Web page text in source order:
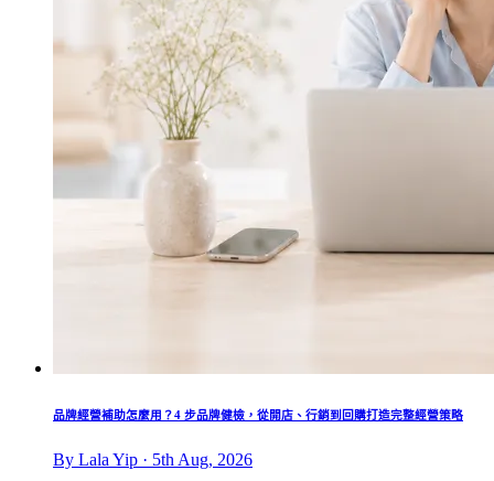
品牌經營補助怎麼用？4 步品牌健檢，從開店、行銷到回購打造完整經營策略
By Lala Yip · 5th Aug, 2026